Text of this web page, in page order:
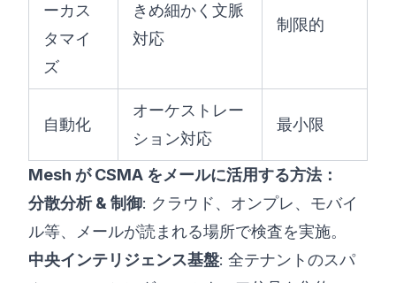
ーカス
タマイ
ズ
きめ細かく文脈
対応
制限的
自動化
オーケストレー
ション対応
最小限
Mesh が CSMA をメールに活用する方法：
分散分析 & 制御: クラウド、オンプレ、モバイ
ル等、メールが読まれる場所で検査を実施。
中央インテリジェンス基盤: 全テナントのスパ